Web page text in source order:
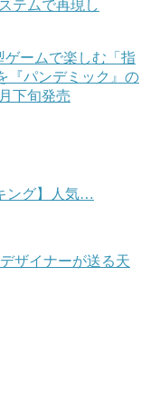
ゲームで楽しむ「指
『パンデミック』の
下旬発売
ング】人気…
ザイナーが送る天